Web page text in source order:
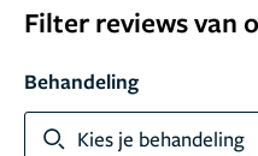
Filter reviews van
Behandeling
Kies je behandeling